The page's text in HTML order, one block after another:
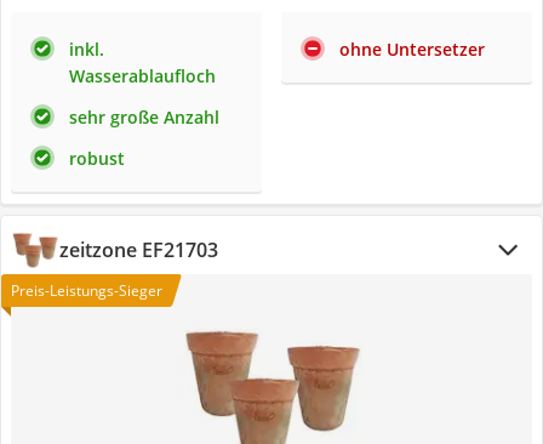
inkl.
Wasserablaufloch
sehr große Anzahl
robust
ohne Untersetzer
zeitzone EF21703
Preis-Leistungs-Sieger